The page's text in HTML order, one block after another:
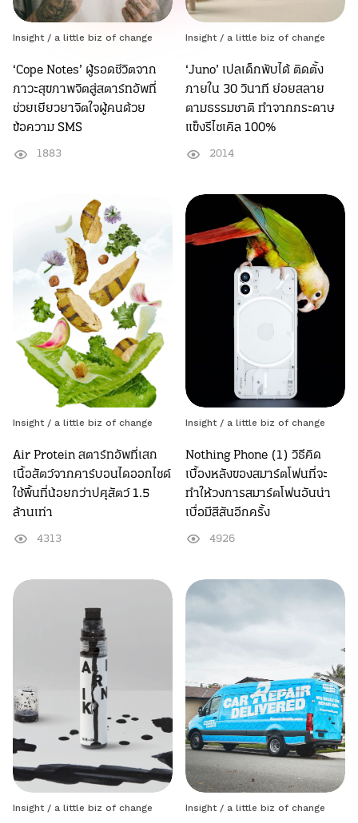
Insight / a little biz of change
‘Cope Notes’ ผู้รอดชีวิตจาก
ภาวะสุขภาพจิตสู่สตาร์ทอัพที่
ช่วยเยียวยาจิตใจผู้คนด้วย
ข้อความ SMS
1883
Insight / a little biz of change
‘Juno’ เปลเด็กพับได้ ติดตั้ง
ภายใน 30 วินาที ย่อยสลาย
ตามธรรมชาติ ทำจากกระดาษ
แข็งรีไซเคิล 100%
2014
Insight / a little biz of change
Air Protein สตาร์ทอัพที่เสก
เนื้อสัตว์จากคาร์บอนไดออกไซด์
ใช้พื้นที่น้อยกว่าปศุสัตว์ 1.5
ล้านเท่า
4313
Insight / a little biz of change
Nothing Phone (1) วิธีคิด
เบื้องหลังของสมาร์ตโฟนที่จะ
ทำให้วงการสมาร์ตโฟนอันน่า
เบื่อมีสีสันอีกครั้ง
4926
Insight / a little biz of change Insight / a little biz of change